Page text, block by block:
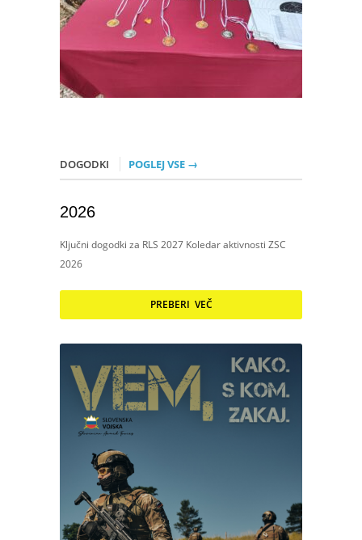
DOGODKI POGLEJ VSE →
2026
Ključni dogodki za RLS 2027 Koledar aktivnosti ZSC
2026
PREBERI VEČ